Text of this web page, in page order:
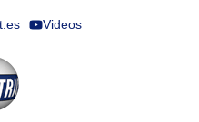
Videos